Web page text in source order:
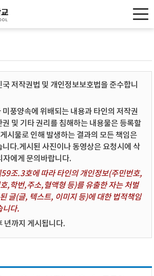
저작권법 및 개인정보보호법을 준수합니
풍양속에 위배되는 내용과 타인의 저작권
및 기타 권리를 침해하는 내용물은 등록할
시물로 인해 발생하는 결과의 모든 책임은
다.게시된 사진이나 동영상은 요청시에 삭
자에게 문의바랍니다.
조.3호에 따라 타인의 개인정보(주민번호,
,학번,주소,혈액형 등)를 유출한 자는 처벌
글(글, 텍스트, 이미지 등)에 대한 법적책임
니다.
년까지 게시됩니다.